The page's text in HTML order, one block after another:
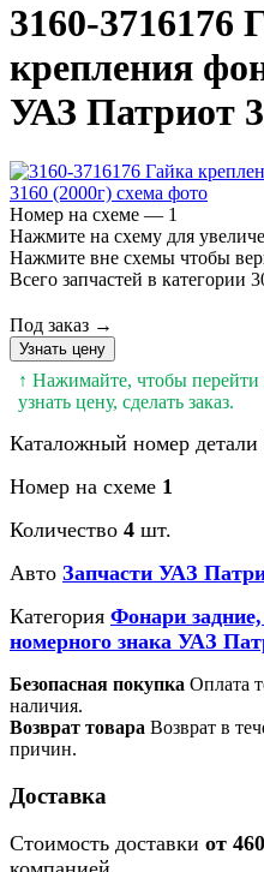
3160-3716176
крепления
УАЗ Патриот
Номер на схеме — 1
Нажмите на схему для
Нажмите вне схемы чтобы
Всего запчастей в категории
Под заказ →
Узнать цену
↑ Нажимайте, чтобы перейти
узнать цену, сделать заказ.
Каталожный номер детали
Номер на схеме 1
Количество 4 шт.
Авто Запчасти УАЗ
Категория Фонари
номерного знака УАЗ
Безопасная покупка Оплата
наличия.
Возврат товара Возврат в
причин.
Доставка
Стоимость доставки от